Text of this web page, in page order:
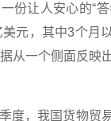
让人安心的“答
元，其中3个月
从一个侧面反映
，我国货物贸